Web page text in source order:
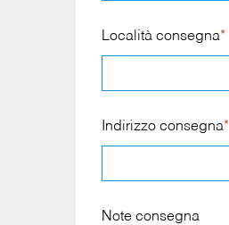
Località consegna*
Indirizzo consegna*
Note consegna